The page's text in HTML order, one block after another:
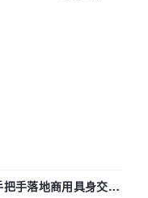
手落地商用具身交互